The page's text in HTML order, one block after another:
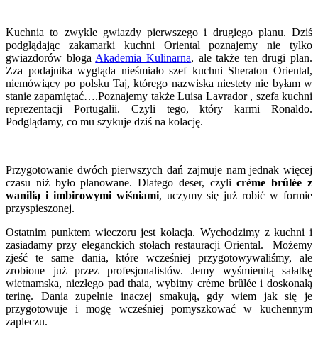
Kuchnia to zwykle gwiazdy pierwszego i drugiego planu. Dziś
podglądając zakamarki kuchni Oriental poznajemy nie tylko
gwiazdorów blogaAkademia Kulinarna, ale także ten drugi plan.
Zza podajnika wygląda nieśmiało szef kuchni Sheraton Oriental,
niemówiący po polsku Taj, którego nazwiska niestety nie byłam w
stanie zapamiętać….Poznajemy także Luisa Lavrador , szefa kuchni
reprezentacji Portugalii. Czyli tego, który karmi Ronaldo.
Podglądamy, co mu szykuje dziś na kolację.
Przygotowanie dwóch pierwszych dań zajmuje nam jednak więcej
czasu niż było planowane. Dlatego deser, czylicrème brûlée z
wanilią i imbirowymi wiśniami, uczymy się już robić w formie
przyspieszonej.
Ostatnim punktem wieczoru jest kolacja. Wychodzimy z kuchni i
zasiadamy przy eleganckich stołach restauracji Oriental. Możemy
zjeść te same dania, które wcześniej przygotowywaliśmy, ale
zrobione już przez profesjonalistów. Jemy wyśmienitą sałatkę
wietnamska, niezłego pad thaia, wybitny crème brûlée i doskonałą
terinę. Dania zupełnie inaczej smakują, gdy wiem jak się je
przygotowuje i mogę wcześniej pomyszkować w kuchennym
zapleczu.